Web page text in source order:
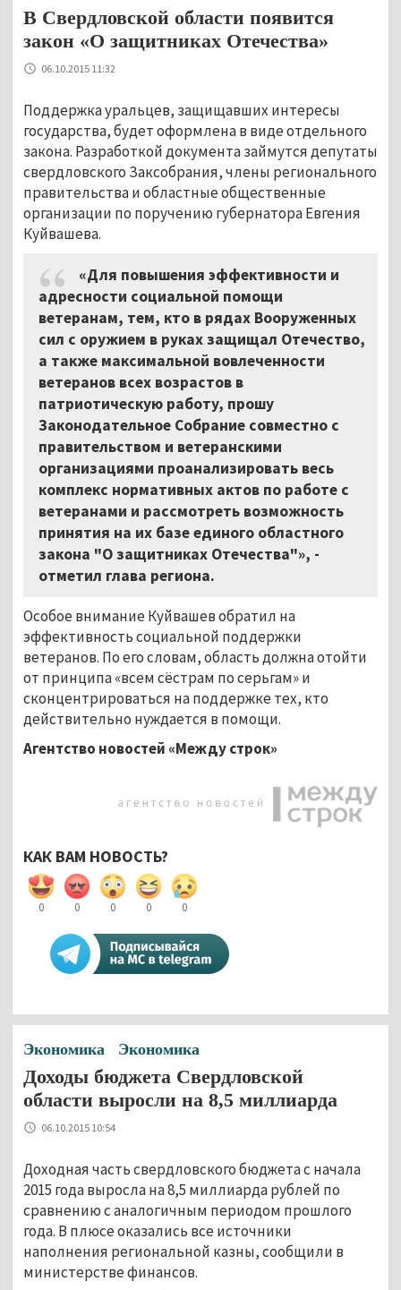
В Свердловской области появится
закон «О защитниках Отечества»
06.10.2015 11:32
Поддержка уральцев, защищавших интересы
государства, будет оформлена в виде отдельного
закона. Разработкой документа займутся депутаты
свердловского Заксобрания, члены регионального
правительства и областные общественные
организации по поручению губернатора Евгения
Куйвашева.
«Для повышения эффективности и
адресности социальной помощи
ветеранам, тем, кто в рядах Вооруженных
сил с оружием в руках защищал Отечество,
а также максимальной вовлеченности
ветеранов всех возрастов в
патриотическую работу, прошу
Законодательное Собрание совместно с
правительством и ветеранскими
организациями проанализировать весь
комплекс нормативных актов по работе с
ветеранами и рассмотреть возможность
принятия на их базе единого областного
закона "О защитниках Отечества"», -
отметил глава региона.
Особое внимание Куйвашев обратил на
эффективность социальной поддержки
ветеранов. По его словам, область должна отойти
от принципа «всем сёстрам по серьгам» и
сконцентрироваться на поддержке тех, кто
действительно нуждается в помощи.
Агентство новостей «Между строк»
КАК ВАМ НОВОСТЬ?
0 0 0 0 0
Экономика Экономика
Доходы бюджета Свердловской
области выросли на 8,5 миллиарда
06.10.2015 10:54
Доходная часть свердловского бюджета с начала
2015 года выросла на 8,5 миллиарда рублей по
сравнению с аналогичным периодом прошлого
года. В плюсе оказались все источники
наполнения региональной казны, сообщили в
министерстве финансов.